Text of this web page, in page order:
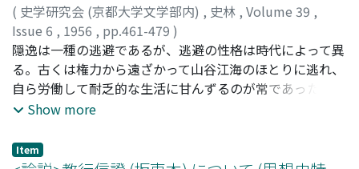
( 史学研究会 (京都大学文学部内) , 史林 , Volume 39 ,
Issue 6 , 1956 , pp.461-479 )
村上, 嘉実;Murakami, Yoshizane;ムラカミ, ヨシザネ
隠逸は一種の逃避であるが、逃避の性格は時代によって異
る。古くは権力から遠ざかって山谷江海のほとりに逃れ、
自ら労働して耐乏的な生活に甘んずるのが常であった。西
晋時代まではなおそのような古来の風が強く存していた。
れ、裕かにして楽しむべき隠逸となり、一見逃避性が薄ら
いだように見える。しかしこれは貴族社会が固定すること
Show more
Item